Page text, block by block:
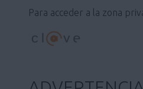
Para acceder a la zona